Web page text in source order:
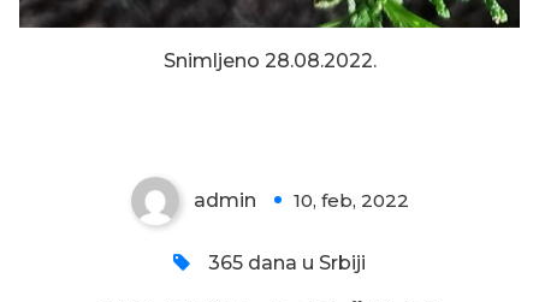
Snimljeno 28.08.2022.
admin 10, feb, 2022
365 dana u Srbiji